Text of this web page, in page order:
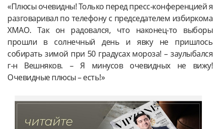
«Плюсы очевидны! Только перед пресс-конференцией я
разговаривал по телефону с председателем избиркома
ХМАО. Так он радовался, что наконец-то выборы
прошли в солнечный день и явку не пришлось
собирать зимой при 50 градусах мороза! – заулыбался
г-н Вешняков. – Я минусов очевидных не вижу!
Очевидные плюсы – есть!»